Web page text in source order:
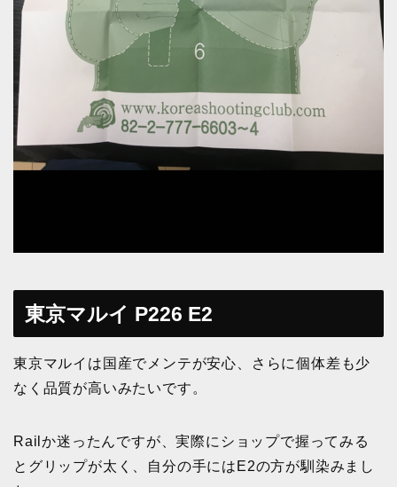
東京マルイ P226 E2
東京マルイは国産でメンテが安心、さらに個体差も少
なく品質が高いみたいです。
Railか迷ったんですが、実際にショップで握ってみる
とグリップが太く、自分の手にはE2の方が馴染みまし